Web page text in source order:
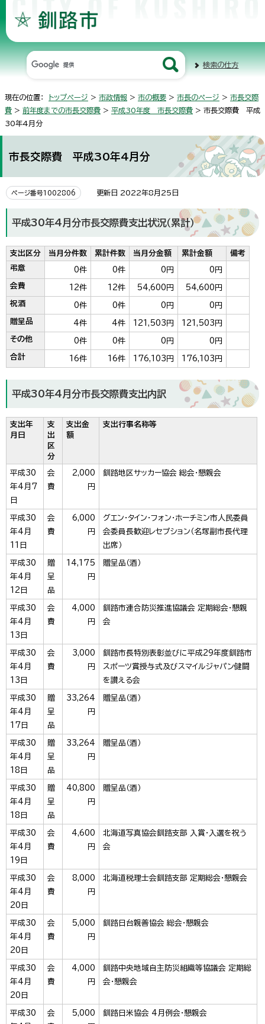
検索の仕方
現在の位置： トップページ > 市政情報 > 市の概要 > 市長のページ > 市長交際
費 > 前年度までの市長交際費 > 平成30年度 市長交際費 > 市長交際費 平成
30年4月分
市長交際費 平成30年4月分
ページ番号1002806 更新日 2022年8月25日
平成30年4月分市長交際費支出状況（累計）
支出区分 当月分件数 累計件数 当月分金額 累計金額
備考
弔意
0件 0件 0円 0円
会費 12件 12件 54,600円 54,600円
祝酒 0件 0件 0円 0円
贈呈品 4件 4件 121,503円 121,503円
その他 0件 0件 0円 0円
合計 16件 16件 176,103円 176,103円
平成30年4月分市長交際費支出内訳
支出年
月日
支
出
区
分
支出金
額
支出行事名称等
平成30
年4月7
日
会
費
2,000
円
釧路地区サッカー協会 総会・懇親会
平成30
年4月
11日
会
費
6,000
円
グエン・タイン・フォン・ホーチミン市人民委員
会委員長歓迎レセプション（名塚副市長代理
出席）
平成30
年4月
12日
贈
呈
品
14,175
円
贈呈品（酒）
平成30
年4月
13日
会
費
4,000
円
釧路市連合防災推進協議会 定期総会・懇親
会
平成30
年4月
13日
会
費
3,000
円
釧路市長特別表彰並びに平成29年度釧路市
スポーツ賞授与式及びスマイルジャパン健闘
を讃える会
平成30
年4月
17日
贈
呈
品
33,264
円
贈呈品（酒）
平成30
年4月
18日
贈
呈
品
33,264
円
贈呈品（酒）
平成30
年4月
18日
贈
呈
品
40,800
円
贈呈品（酒）
平成30
年4月
19日
会
費
4,600
円
北海道写真協会釧路支部 入賞・入選を祝う
会
平成30
年4月
20日
会
費
8,000
円
北海道税理士会釧路支部 定期総会・懇親会
平成30
年4月
20日
会
費
5,000
円
釧路日台親善協会 総会・懇親会
平成30
年4月
20日
会
費
4,000
円
釧路中央地域自主防災組織等協議会 定期総
会・懇親会
平成30
会
5,000
釧路日米協会 4月例会・懇親会